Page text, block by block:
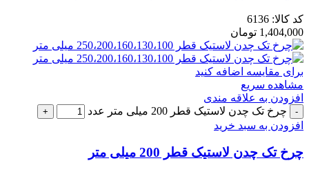
کد کالا: 6136
1,404,000 تومان
برای مقایسه اضافه کنید
مشاهده سریع
افزودن به علاقه مندی
چرخ تک چدن لاستیک قطر 200 میلی متر عدد
افزودن به سبد خرید
چرخ تک چدن لاستیک قطر 200 میلی متر